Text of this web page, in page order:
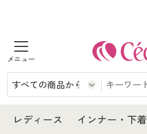
商品を探す
レディース
インナー・下着
レディース インナー・下着
レディース
レディース通販すべて
レディースファッション
インナー・下着
インナー・下着通販すべて
メンズ